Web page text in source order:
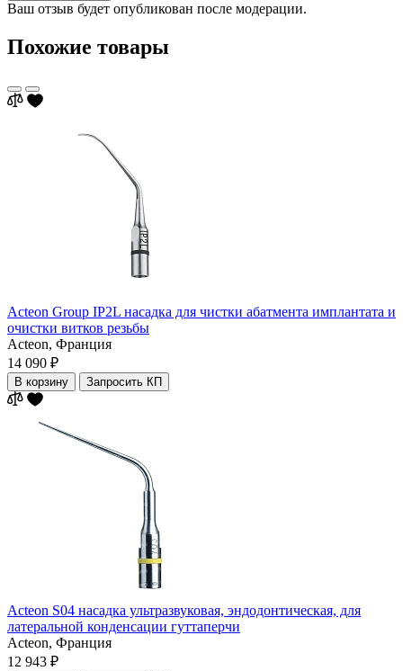
Ваш отзыв будет опубликован после модерации.
Похожие товары
Acteon Group IP2L насадка для чистки абатмента имплантата и
очистки витков резьбы
Acteon, Франция
14 090 ₽
В корзину Запросить КП
Acteon S04 насадка ультразвуковая, эндодонтическая, для
латеральной конденсации гуттаперчи
Acteon, Франция
12 943 ₽